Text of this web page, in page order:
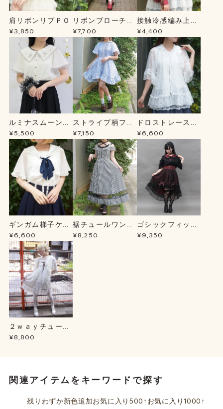
肩リボンリブＰＯ
¥3,850
リボンブローチ薔
薇刺繍ＯＰ
¥7,700
接触冷感編み上げ
ニットＣＤ
¥4,400
ルミナスムーン刺
繍ブラウス
¥5,500
ストライプ柄フー
ドシャツＯＰ
¥7,150
ドロストレースパ
ーカー
¥6,600
ギンガム梯子ケー
プＢＬ
¥6,600
裾チュールワンピ
ース
¥8,250
ゴシックフィッシ
ュテールＳＫ
¥9,350
２ｗａｙチュール
チュニック
¥8,800
関連アイテムをキーワードで探す
残りわずか新色追加お気に入り500↑ お気に入り1000↑